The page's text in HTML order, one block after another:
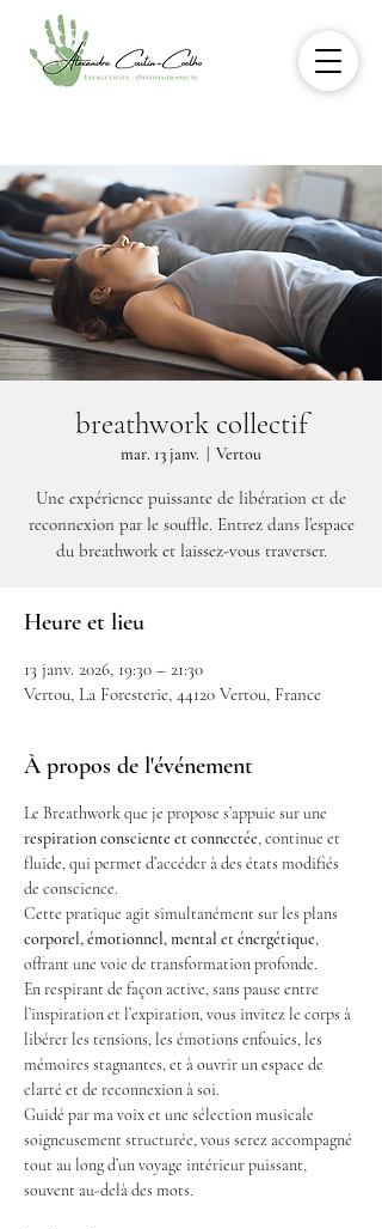
breathwork collectif
mar. 13 janv. Vertou
Une expérience puissante de libération et de
reconnexion par le souffle. Entrez dans l’espace
du breathwork et laissez-vous traverser.
Heure et lieu
13 janv. 2026, 19:30 – 21:30
Vertou, La Foresterie, 44120 Vertou, France
À propos de l'événement
Le Breathwork que je propose s’appuie sur une
respiration consciente et connectée, continue et
fluide, qui permet d’accéder à des états modifiés
de conscience.
Cette pratique agit simultanément sur les plans
corporel, émotionnel, mental et énergétique,
offrant une voie de transformation profonde.
En respirant de façon active, sans pause entre
l’inspiration et l’expiration, vous invitez le corps à
libérer les tensions, les émotions enfouies, les
mémoires stagnantes, et à ouvrir un espace de
clarté et de reconnexion à soi.
Guidé par ma voix et une sélection musicale
soigneusement structurée, vous serez accompagné
tout au long d’un voyage intérieur puissant,
souvent au-delà des mots.